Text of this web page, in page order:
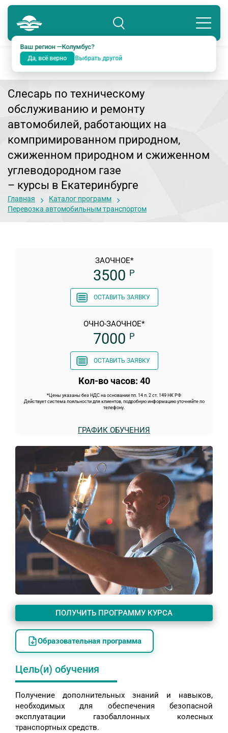
Колумбус
Подразделение: Екатеринбург
Ваш регион —Колумбус?
Да, всё верно Выбрать другой
8 800 234-18-38
Слесарь по техническому
обслуживанию и ремонту
автомобилей, работающих на
компримированном природном,
сжиженном природном и сжиженном
углеводородном газе
– курсы в Екатеринбурге
Главная
Каталог программ
Перевозка автомобильным транспортом
ЗАОЧНОЕ*
3500 Р
ОСТАВИТЬ ЗАЯВКУ
ОЧНО-ЗАОЧНОЕ*
7000 Р
ОСТАВИТЬ ЗАЯВКУ
Кол-во часов: 40
*Цены указаны без НДС на основании пп. 14 п. 2 ст. 149 НК РФ
Действует система лояльности для клиентов, подробную информацию уточняйте по
телефону.
ГРАФИК ОБУЧЕНИЯ
ПОЛУЧИТЬ ПРОГРАММУ КУРСА
Образовательная программа
Цель(и) обучения
Получение дополнительных знаний и навыков,
необходимых для обеспечения безопасной
эксплуатации газобаллонных колесных
транспортных средств.